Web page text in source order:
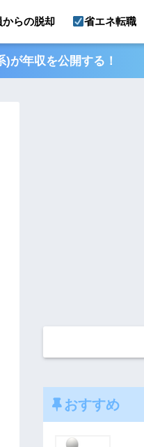
からの脱却 省エネ転職
が年収を公開する！
おすすめ